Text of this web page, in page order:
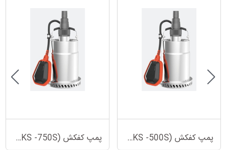
پمپ کفکش (XKS -500S) پمپ کفکش (XKS -750S)